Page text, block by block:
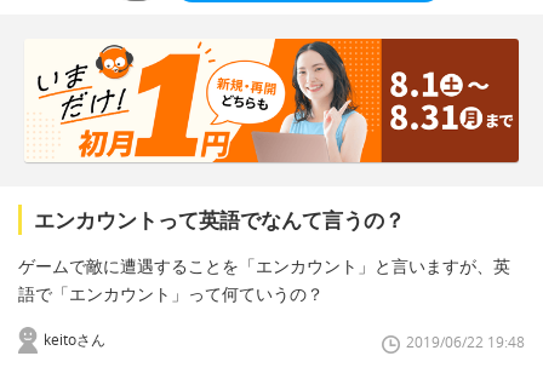
エンカウントって英語でなんて言うの？
ゲームで敵に遭遇することを「エンカウント」と言いますが、英
語で「エンカウント」って何ていうの？
keitoさん 2019/06/22 19:48